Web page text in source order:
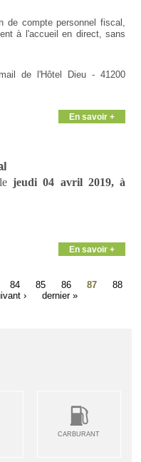
de compte personnel fiscal,
à l'accueil en direct, sans
de l'Hôtel Dieu - 41200
En savoir +
lejeudi 04 avril 2019, à
En savoir +
84 85 86 87
88
› dernier »
CARBURANT